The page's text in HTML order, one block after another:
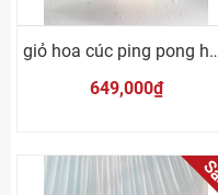
giỏ hoa cúc
649,000₫